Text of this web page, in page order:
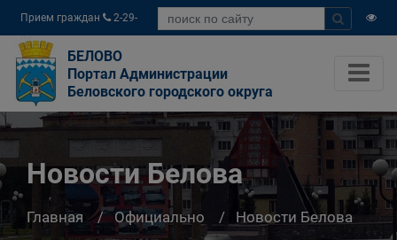
Прием граждан
2-29-
04
БЕЛОВО
Портал Администрации
Беловского городского округа
Новости Белова
Главная Официально Новости Белова